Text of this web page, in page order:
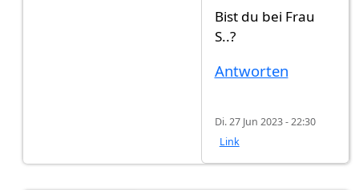
Bist du bei Frau
S..?
Antworten
Di. 27 Jun 2023 - 22:30
Link